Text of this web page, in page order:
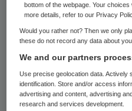
De foto’s werden op
maar A. wilde er niet
ontweek hij ze
te draaien. Daarna
en barstte in snikken
bottom of the webpage. Your
more details, refer to our Privacy
Would you rather not? Then we only
these do not record any data about
We and our partners
Use precise geolocation data.
identification. Store and/or access
advertising and content, advertising
research and services development.